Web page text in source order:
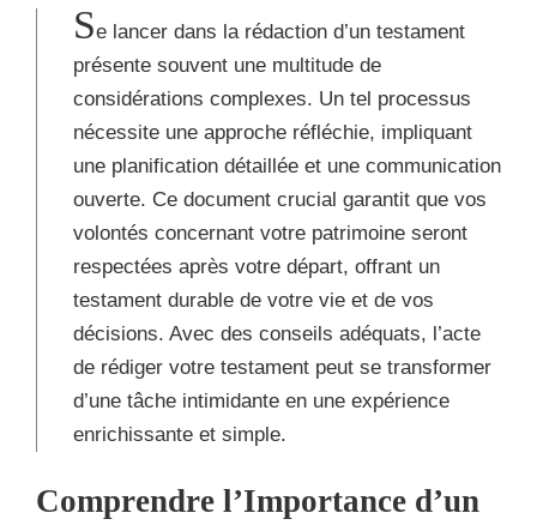
Se lancer dans la rédaction d’un testament
présente souvent une multitude de
considérations complexes. Un tel processus
nécessite une approche réfléchie, impliquant
une planification détaillée et une communication
ouverte. Ce document crucial garantit que vos
volontés concernant votre patrimoine seront
respectées après votre départ, offrant un
testament durable de votre vie et de vos
décisions. Avec des conseils adéquats, l’acte
de rédiger votre testament peut se transformer
d’une tâche intimidante en une expérience
enrichissante et simple.
Comprendre l’Importance d’un